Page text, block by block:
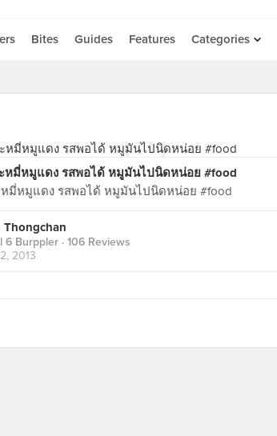
Bites Guides Features Categories
หมี่หมูแดง รสพอได้ หมูมันไปนิดหน่อย #food
หมี่หมูแดง รสพอได้ หมูมันไปนิดหน่อย #food
Thongchan
6 Burppler · 106 Reviews
2013